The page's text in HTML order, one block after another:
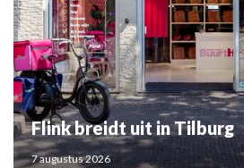
Flink breidt uit in Tilburg
7 augustus 2026